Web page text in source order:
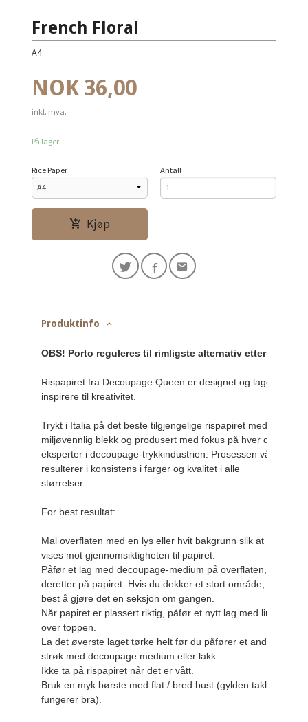
French Floral
A4
Pris
NOK 36,00
inkl. mva.
På lager
Rice Paper Antall
Kjøp
Produktinfo
OBS! Porto reguleres til rimligste alternativ etter
Rispapiret fra Decoupage Queen er designet og laget for å
inspirere til kreativitet.
Trykt i Italia på det beste tilgjengelige rispapiret med
miljøvennlig blekk og produsert med fokus på hver detalj av
eksperter i decoupage-trykkindustrien. Prosessen vår
resulterer i konsistens i farger og kvalitet i alle
størrelser.
For best resultat:
Mal overflaten med en lys eller hvit bakgrunn slik at bildet
vises mot gjennomsiktigheten til papiret.
Påfør et lag med decoupage-medium på overflaten, og legg
deretter på papiret. Hvis du dekker et stort område, er det
best å gjøre det en seksjon om gangen.
Når papiret er plassert riktig, påfør et nytt lag med lim
over toppen.
La det øverste laget tørke helt før du påfører et andre
strøk med decoupage medium eller lakk.
Ikke ta på rispapiret når det er vått.
Bruk en myk børste med flat / bred bust (gylden taklon
fungerer bra).